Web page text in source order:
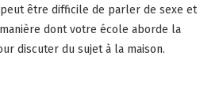
être difficile de parler de sexe et
dont votre école aborde la
discuter du sujet à la maison.